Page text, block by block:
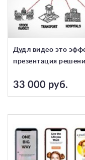
Дудл видео это
презентация
33 000 руб.